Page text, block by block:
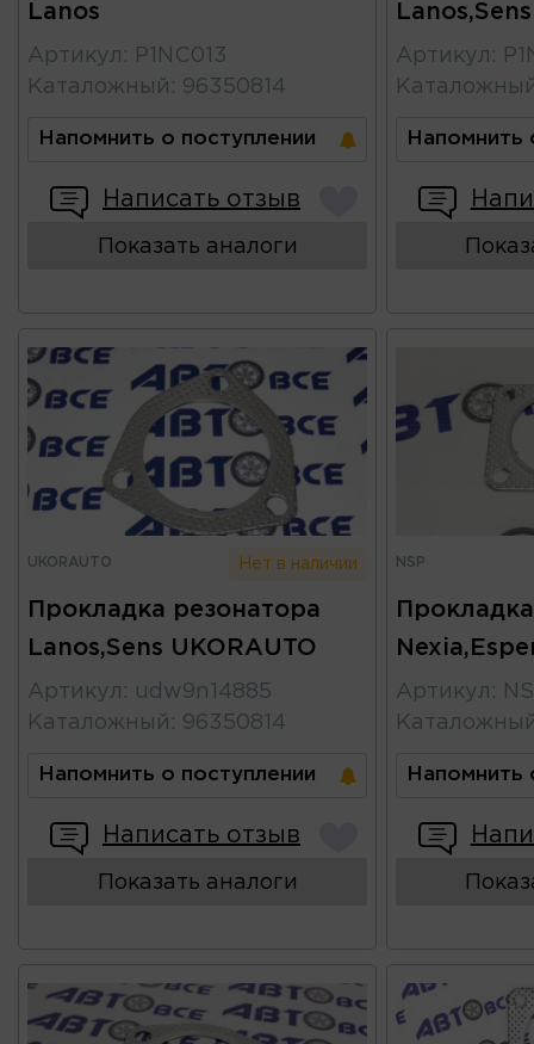
Lanos
Артикул :
P1NC013
Каталожный : 96350814
Напомнить о поступлении
Написать отзыв
Показать аналоги
Артикул :
Напомнить
UKORAUTO Нет в наличии
Прокладка резонатора
Lanos,Sens UKORAUTO
Артикул : udw9n14885
Каталожный : 96350814
Напомнить о поступлении
Написать отзыв
Показать аналоги
NSP
Артикул :
Напомнить